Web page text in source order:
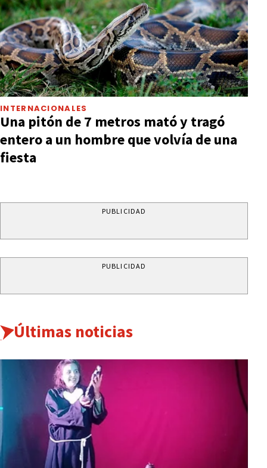
INTERNACIONALES
Una pitón de 7 metros mató y tragó
entero a un hombre que volvía de una
fiesta
PUBLICIDAD
PUBLICIDAD
Últimas noticias